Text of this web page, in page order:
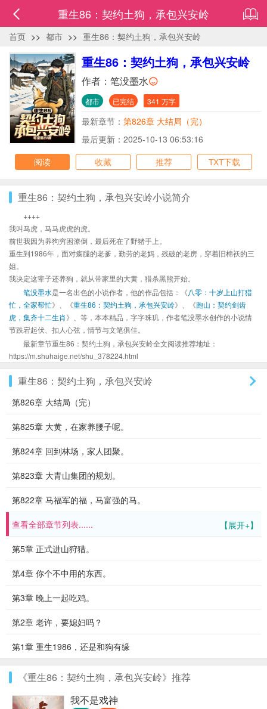
重生86：契约土狗，承包兴安岭
首页 >> 都市 >> 重生86：契约土狗，承包兴安岭
重生86：契约土狗，承包兴安岭
作者： 笔没墨水
都市 已完结 341 万字
最新章节： 第826章 大结局（完）
最后更新：2025-10-13 06:53:16
阅读
收藏 推荐 TXT下载
重生86：契约土狗，承包兴安岭小说简介
++++
我叫马虎，马马虎虎的虎。
前世我因为养狗穷困潦倒，最后死在了野猪手上。
重生到1986年，面对瘸腿的老爹，勤劳的老妈，残破的老房，穿着旧棉袄的三
姐。
我决定这辈子还养狗，就从带家里的大黄，猎杀黑熊开始。
笔没墨水是一名出色的小说作者，他的作品包括：《八零：十岁上山打猎
忙，全家帮忙》、《重生86：契约土狗，承包兴安岭》、《跑山：契约剑齿
虎，集齐十二生肖》、等，本本精品，字字珠玑，作者笔没墨水创作的小说情
节跌宕起伏、扣人心弦，情节与文笔俱佳。
最新章节重生86：契约土狗，承包兴安岭全文阅读推荐地址：
https://m.shuhaige.net/shu_378224.html
重生86：契约土狗，承包兴安岭
第826章 大结局（完）
第825章 大黄，在家养腰子呢。
第824章 回到林场，家人团聚。
第823章 大青山集团的规划。
第822章 马福军的福，马富强的马。
【展开+】
查看全部章节列表......
第5章 正式进山狩猎。
第4章 你个不中用的东西。
第3章 晚上一起吃鸡。
第2章 老许，要媳妇吗？
第1章 重生1986，还是和狗有缘
《重生86：契约土狗，承包兴安岭》推荐
我不是戏神